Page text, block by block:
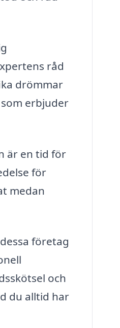
råd
drömmar
erbjuder
är en tid för
för
medan
företag
och
du alltid har